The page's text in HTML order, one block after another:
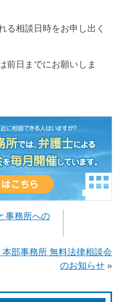
る相談日時をお申し出く
前日までにお願いしま
事務所への
部事務所 無料法律相談会
のお知らせ »